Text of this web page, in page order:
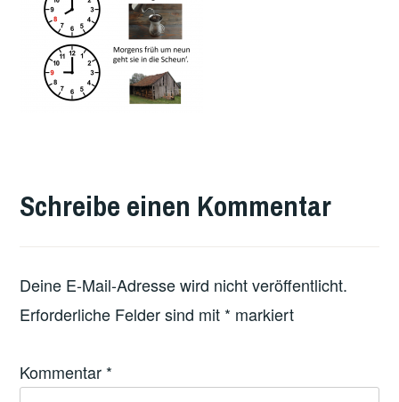
Schreibe einen Kommentar
Deine E-Mail-Adresse wird nicht veröffentlicht.
Erforderliche Felder sind mit * markiert
Kommentar *